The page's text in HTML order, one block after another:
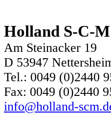
Holland S-C-M
Am Steinacker 19
D 53947
Tel.: 0049 (0)2440
Fax: 0049 (0)2440
info@holland-